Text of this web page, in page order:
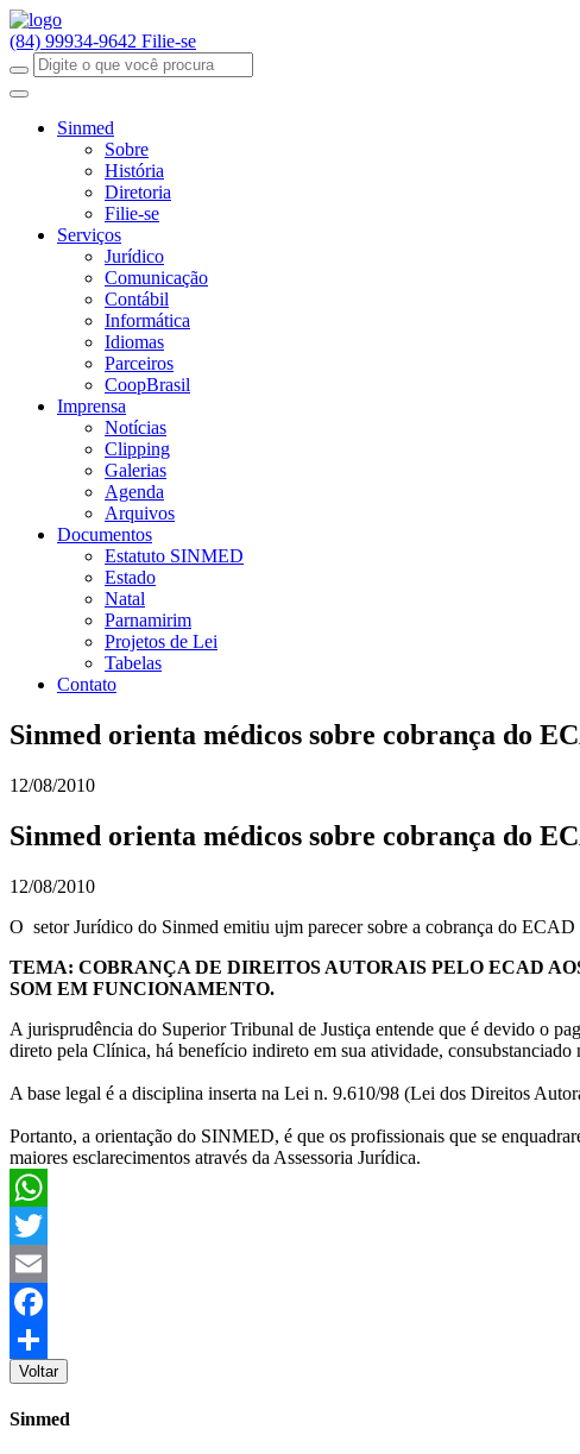
(84) 99934-9642 Filie-se
Sinmed
Sobre
História
Diretoria
Filie-se
Serviços
Jurídico
Comunicação
Contábil
Informática
Idiomas
Parceiros
CoopBrasil
Imprensa
Notícias
Clipping
Galerias
Agenda
Arquivos
Documentos
Estatuto SINMED
Estado
Natal
Parnamirim
Projetos de Lei
Tabelas
Contato
Sinmed orienta médicos sobre cobrança do
12/08/2010
Sinmed orienta médicos sobre cobrança do
12/08/2010
O setor Jurídico do Sinmed emitiu ujm parecer sobre a cobrança do
TEMA: COBRANÇA DE DIREITOS AUTORAIS PELO ECAD
SOM EM FUNCIONAMENTO.
A jurisprudência do Superior Tribunal de Justiça entende que é devido o
direto pela Clínica, há benefício indireto em sua atividade,
A base legal é a disciplina inserta na Lei n. 9.610/98 (Lei dos Direitos
Portanto, a orientação do SINMED, é que os profissionais que se
maiores esclarecimentos através da Assessoria Jurídica.
WhatsApp
Twitter
Email
Facebook
Share
Voltar
Sinmed